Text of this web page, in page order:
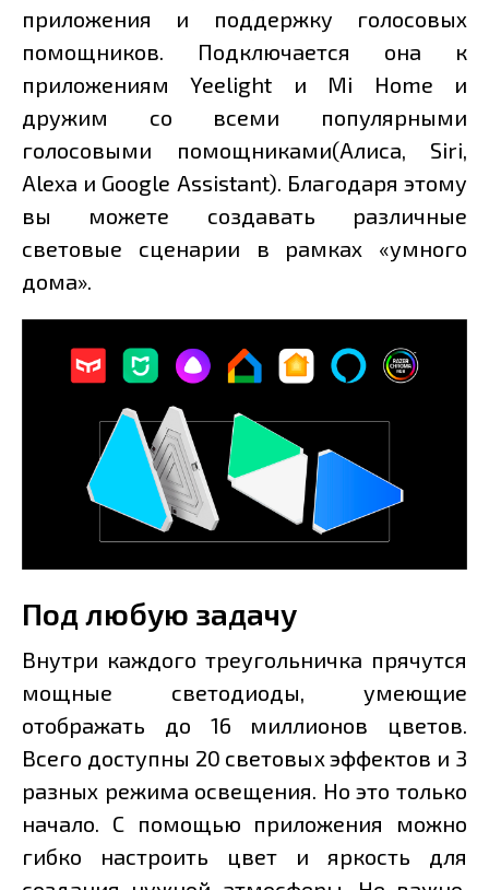
приложения и поддержку голосовых
помощников. Подключается она к
приложениям Yeelight и Mi Home и
дружим со всеми популярными
голосовыми помощниками(Алиса, Siri,
Alexa и Google Assistant). Благодаря этому
вы можете создавать различные
световые сценарии в рамках «умного
дома».
Под любую задачу
Внутри каждого треугольничка прячутся
мощные светодиоды, умеющие
отображать до 16 миллионов цветов.
Всего доступны 20 световых эффектов и 3
разных режима освещения. Но это только
начало. С помощью приложения можно
гибко настроить цвет и яркость для